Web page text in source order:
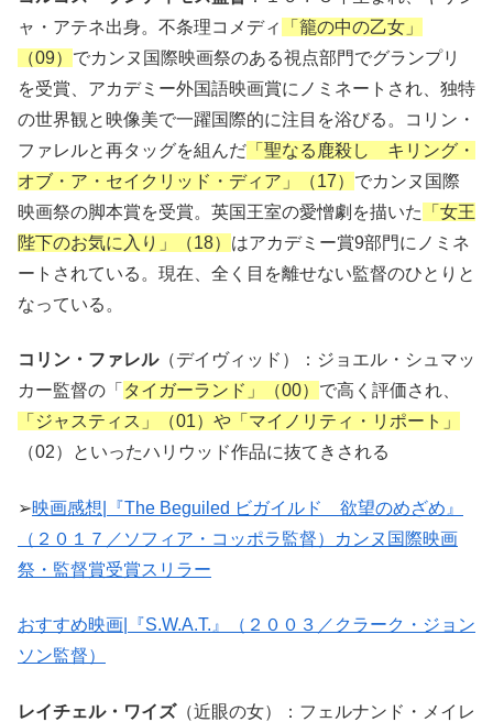
ャ・アテネ出身。不条理コメディ
「籠の中の乙女」
（09） でカンヌ国際映画祭のある視点部門でグランプリ
を受賞、アカデミー外国語映画賞にノミネートされ、独特
の世界観と映像美で一躍国際的に注目を浴びる。コリン・
ファレルと再タッグを組んだ 「聖なる鹿殺し キリング・
オブ・ア・セイクリッド・ディア」（17） でカンヌ国際
映画祭の脚本賞を受賞。英国王室の愛憎劇を描いた
「女王
陛下のお気に入り」（18） はアカデミー賞9部門にノミネ
ートされている。現在、全く目を離せない監督のひとりと
なっている。
コリン・ファレル（デイヴィッド）：ジョエル・シュマッ
カー監督の「 タイガーランド」（00） で高く評価され、
「ジャスティス」（01）や「マイノリティ・リポート」
（02）といったハリウッド作品に抜てきされる
➢映画感想|『The Beguiled ビガイルド 欲望のめざめ』
（２０１７／ソフィア・コッポラ監督）カンヌ国際映画
祭・監督賞受賞スリラー
おすすめ映画|『S.W.A.T.』（２００３／クラーク・ジョン
ソン監督）
レイチェル・ワイズ（近眼の女）：フェルナンド・メイレ